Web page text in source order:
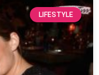
LIFESTYLE